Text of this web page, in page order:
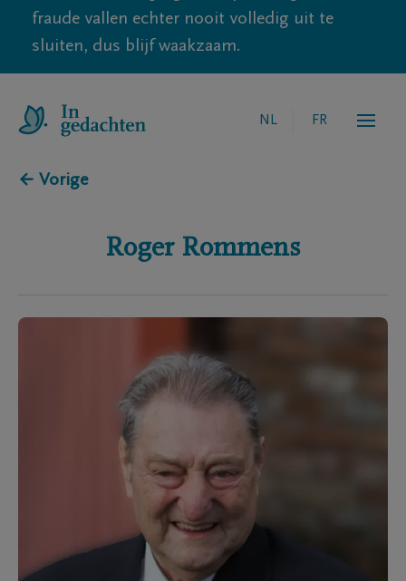
fraude vallen echter nooit volledig uit te
sluiten, dus blijf waakzaam.
NL FR
← Vorige
Roger Rommens